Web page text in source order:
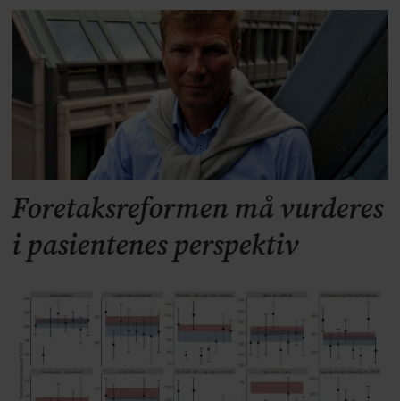
Foretaksreformen må vurderes
i pasientenes perspektiv